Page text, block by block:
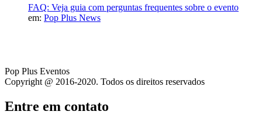
FAQ: Veja guia com perguntas frequentes sobre o evento
em: Pop Plus News
Pop Plus Eventos
Copyright @ 2016-2020. Todos os direitos reservados
Entre em contato